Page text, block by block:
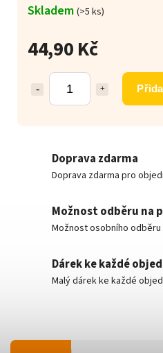
44,90 Kč
Skladem (>5 ks)
Doprava zdarma
Doprava zdarma pro
Možnost odběru na
Možnost osobního odběru
Dárek ke každé
Malý dárek ke každé